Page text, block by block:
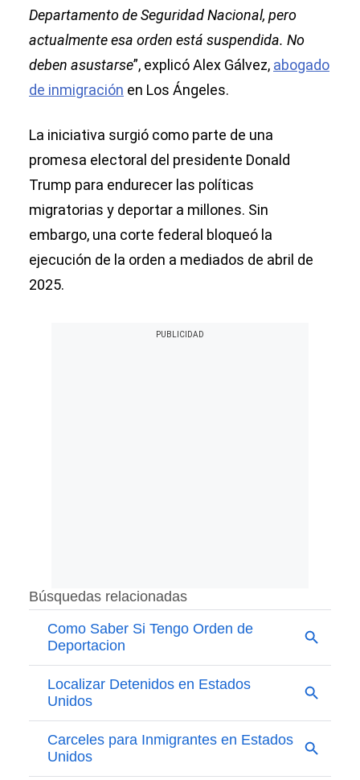
Departamento de Seguridad Nacional, pero
actualmente esa orden está suspendida. No
deben asustarse”, explicó Alex Gálvez, abogado
de inmigración en Los Ángeles.
La iniciativa surgió como parte de una
promesa electoral del presidente Donald
Trump para endurecer las políticas
migratorias y deportar a millones. Sin
embargo, una corte federal bloqueó la
ejecución de la orden a mediados de abril de
2025.